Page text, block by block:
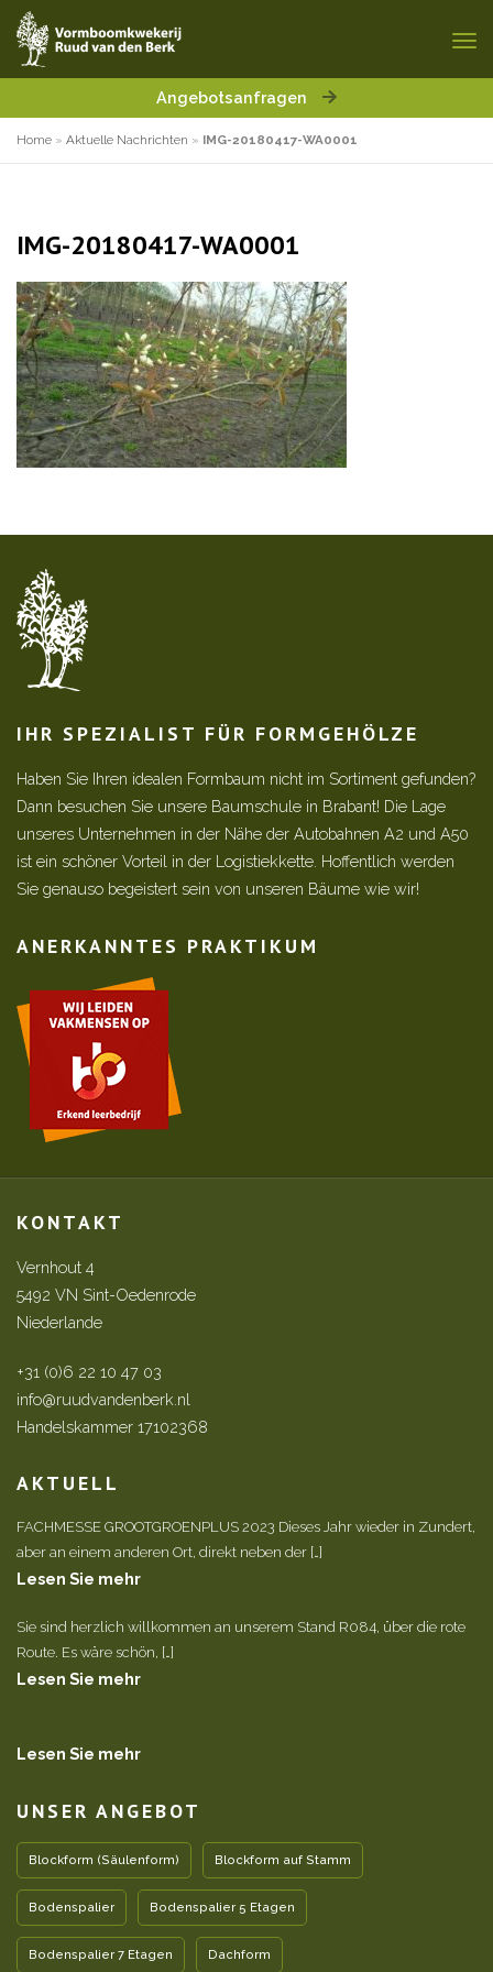
Angebotsanfragen
Home » Aktuelle Nachrichten » IMG-20180417-WA0001
IMG-20180417-WA0001
IHR SPEZIALIST FÜR FORMGEHÖLZE
Haben Sie Ihren idealen Formbaum nicht im Sortiment gefunden?
Dann besuchen Sie unsere Baumschule in Brabant! Die Lage
unseres Unternehmen in der Nähe der Autobahnen A2 und A50
ist ein schöner Vorteil in der Logistiekkette. Hoffentlich werden
Sie genauso begeistert sein von unseren Bäume wie wir!
ANERKANNTES PRAKTIKUM
KONTAKT
Vernhout 4
5492 VN Sint-Oedenrode
Niederlande
+31 (0)6 22 10 47 03
info@ruudvandenberk.nl
Handelskammer 17102368
AKTUELL
FACHMESSE GROOTGROENPLUS 2023 Dieses Jahr wieder in Zundert,
aber an einem anderen Ort, direkt neben der […]
Lesen Sie mehr
Sie sind herzlich willkommen an unserem Stand R084, über die rote
Route. Es wäre schön, […]
Lesen Sie mehr
Lesen Sie mehr
UNSER ANGEBOT
Blockform (Säulenform) Blockform auf Stamm
Bodenspalier Bodenspalier 5 Etagen
Bodenspalier 7 Etagen Dachform